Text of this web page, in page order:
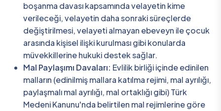
boşanma davası kapsamında velayetin kime
verileceği, velayetin daha sonraki süreçlerde
değiştirilmesi, velayeti almayan ebeveyn ile çocuk
arasında kişisel ilişki kurulması gibi konularda
müvekkillerine hukuki destek sağlar.
Mal Paylaşımı Davaları: Evlilik birliği içinde edinilen
malların (edinilmiş mallara katılma rejimi, mal ayrılığı,
paylaşmalı mal ayrılığı, mal ortaklığı gibi) Türk
Medeni Kanunu'nda belirtilen mal rejimlerine göre